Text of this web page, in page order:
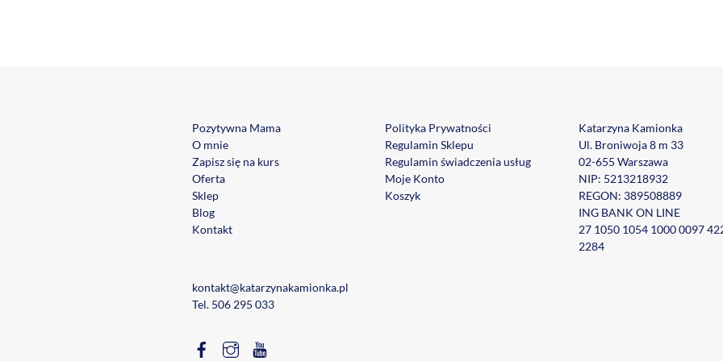
Pozytywna Mama
O mnie
Zapisz się na kurs
Oferta
Sklep
Blog
Kontakt
Polityka Prywatności
Regulamin Sklepu
Regulamin świadczenia usług
Moje Konto
Koszyk
Katarzyna Kamionka
Ul. Broniwoja 8 m 33
02-655 Warszawa
NIP: 5213218932
REGON: 389508889
ING BANK ON LINE
27 1050 1054 1000 0097
2284
kontakt@katarzynakamionka.pl
Tel. 506 295 033